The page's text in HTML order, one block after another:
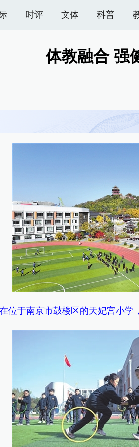
时评 文体 科普
体教融合 强
于南京市鼓楼区的天妃宫小学